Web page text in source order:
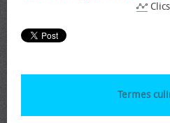
Termes